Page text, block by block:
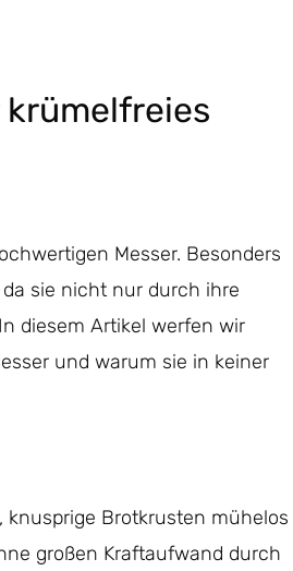
krümelfreies
Messer. Besonders
sie nicht nur durch ihre
diesem Artikel werfen wir
und warum sie in keiner
knusprige Brotkrusten mühelos
großen Kraftaufwand durch